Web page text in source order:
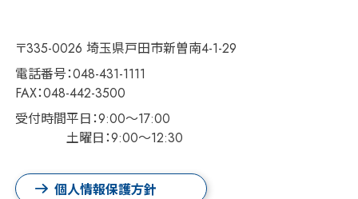
〒335-0026 埼玉県戸田市新曽南4-1-29
電話番号：048-431-1111
FAX：048-442-3500
受付時間平日：9:00～17:00
土曜日：9:00～12:30
個人情報保護方針